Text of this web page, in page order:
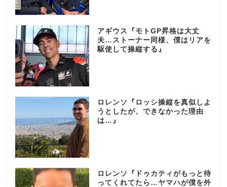
アギウス『モトGP昇格は大丈
夫…ストーナー同様、僕はリアを
駆使して操縦する』
ロレンソ『ロッシ操縦を真似しよ
うとしたが、できなかった理由
は…』
ロレンソ『ドゥカティがもっと待
ってくれてたら…ヤマハが僕を外